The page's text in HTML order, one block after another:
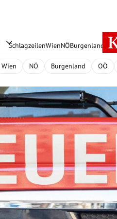
SchlagzeilenWienNÖBurgenland
Wien NÖ Burgenland OÖ